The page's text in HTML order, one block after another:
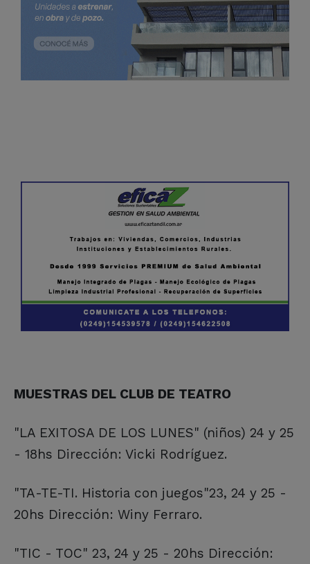
MUESTRAS DEL CLUB DE TEATRO
"LA EXITOSA DE LOS LUNES" (niños) 24 y 25
- 18hs Dirección: Vicki Rodríguez.
"TA-TE-TI. Historia con juegos"23, 24 y 25 -
20hs Dirección: Winy Ferraro.
"TIC - TOC" 23, 24 y 25 - 20hs Dirección: